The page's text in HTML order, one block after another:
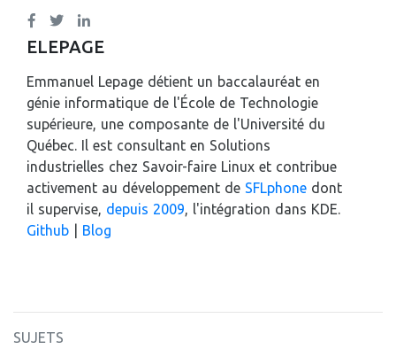
ELEPAGE
Emmanuel Lepage détient un baccalauréat en
génie informatique de l'École de Technologie
supérieure, une composante de l'Université du
Québec. Il est consultant en Solutions
industrielles chez Savoir-faire Linux et contribue
activement au développement de SFLphone dont
il supervise, depuis 2009, l'intégration dans KDE.
Github
Blog
SUJETS